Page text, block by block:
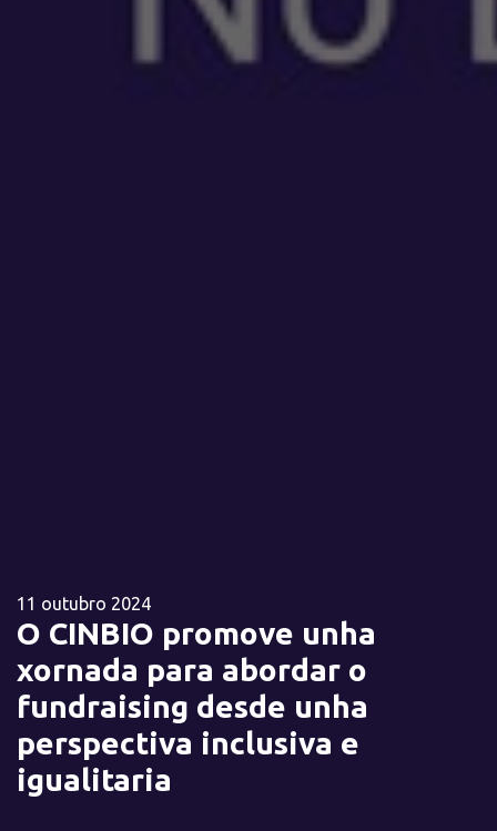
11 outubro 2024
O CINBIO promove unha
xornada para abordar o
fundraising desde unha
perspectiva inclusiva e
igualitaria